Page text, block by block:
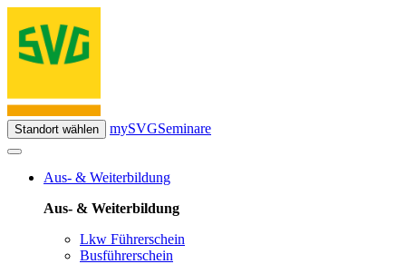
Standort wählen mySVGSeminare
Aus- & Weiterbildung
Aus- & Weiterbildung
Lkw Führerschein
Busführerschein